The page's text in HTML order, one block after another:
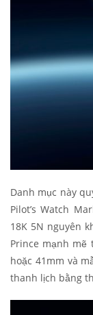
Danh mục này
Pilot’s Watch
18K 5N nguyên
Prince mạnh mẽ
hoặc 41mm và
thanh lịch bằng